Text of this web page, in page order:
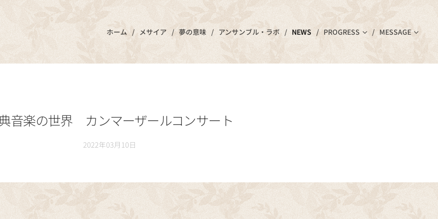
ホーム メサイア 夢の意味 アンサンブル・ラボ NEWS PROGRESS MESSAGE
音楽の世界 カンマーザールコンサート
2022年03月10日